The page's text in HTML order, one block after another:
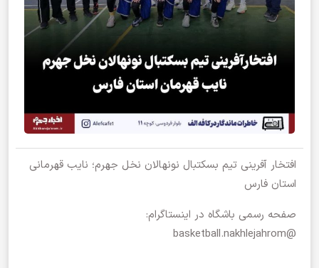
افتخار آفرینی تیم بسکتبال نونهالان نخل جهرم؛ نایب قهرمانی
استان فارس
صفحه رسمی باشگاه در اینستاگرام:
@basketball.nakhlejahrom